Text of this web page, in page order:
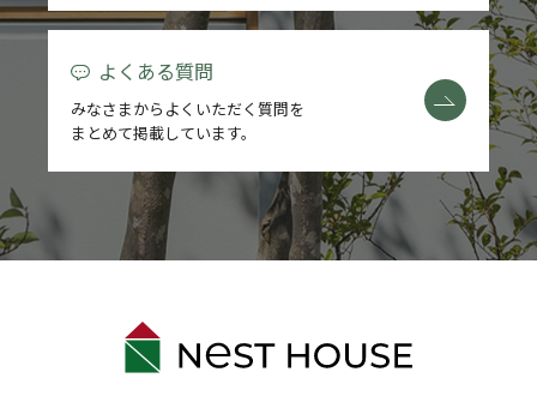
よくある質問
みなさまからよくいただく質問を
まとめて掲載しています。